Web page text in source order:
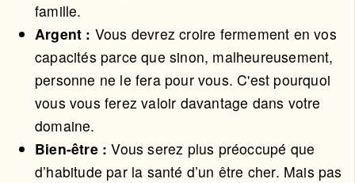
famille.
Argent : Vous devrez croire fermement en vos
capacités parce que sinon, malheureusement,
personne ne le fera pour vous. C'est pourquoi
vous vous ferez valoir davantage dans votre
domaine.
Bien-être :Vous serez plus préoccupé que
d’habitude par la santé d’un être cher. Mais pas